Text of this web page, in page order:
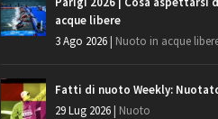
acque libere
3 Ago 2026| Nuoto in acque
Fatti di nuoto Weekly:
29 Lug 2026| Nuoto